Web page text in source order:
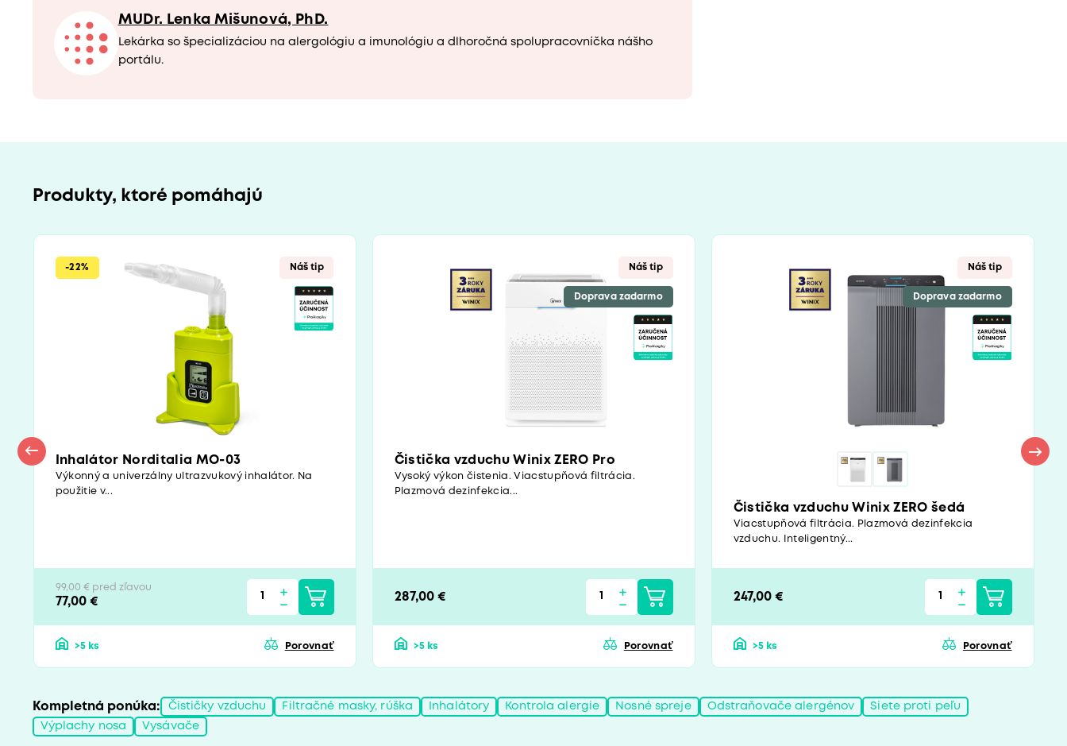
MUDr. Lenka Mišunová, PhD.
Lekárka so špecializáciou na alergológiu a imunológiu a dlhoročná spolupracovníčka nášho
portálu.
Produkty, ktoré pomáhajú
-22% Náš tip
Inhalátor Norditalia MO-03
Výkonný a univerzálny ultrazvukový inhalátor. Na
použitie v...
99,00 € pred zľavou
77,00 €
>5 ks Porovnať
Náš tip
Doprava zadarmo
Čistička vzduchu Winix ZERO Pro
Vysoký výkon čistenia. Viacstupňová filtrácia.
Plazmová dezinfekcia...
287,00 €
>5 ks Porovnať
Náš tip
Doprava zadarmo
Čistička vzduchu Winix ZERO šedá
Viacstupňová filtrácia. Plazmová dezinfekcia
vzduchu. Inteligentný...
247,00 €
>5 ks Porovnať
Kompletná ponúka: Čističky vzduchu Filtračné masky, rúška Inhalátory Kontrola alergie Nosné spreje Odstraňovače alergénov
Siete proti peľu
Výplachy nosa
Vysávače